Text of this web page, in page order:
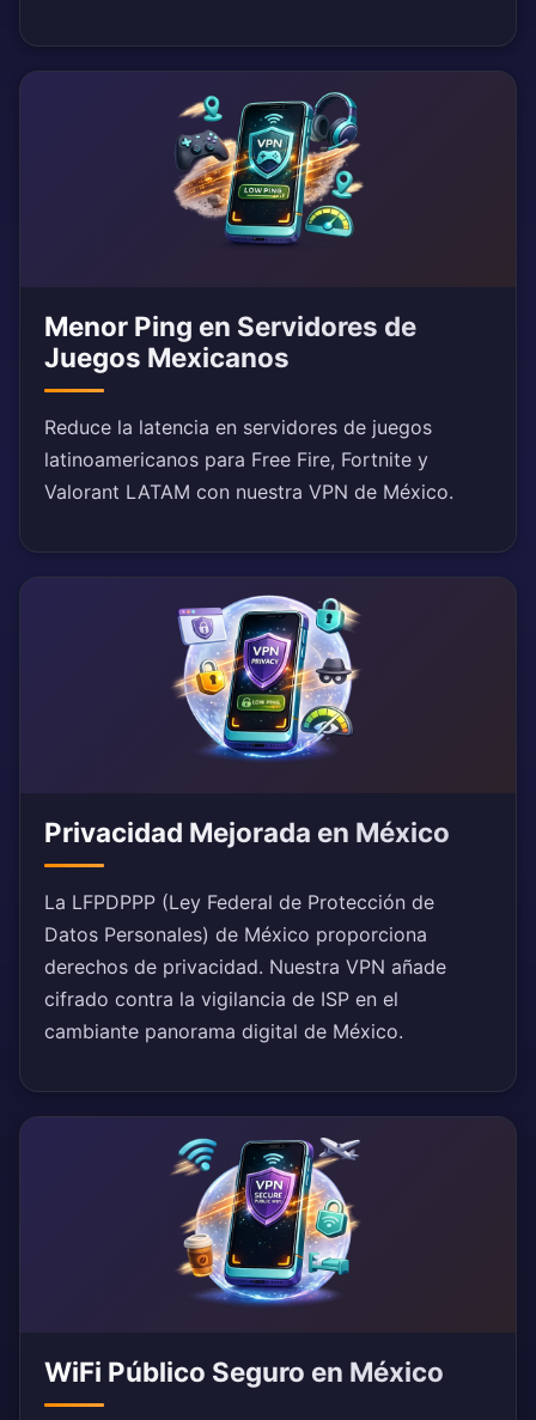
Menor Ping en Servidores de
Juegos Mexicanos
Reduce la latencia en servidores de juegos
latinoamericanos para Free Fire, Fortnite y
Valorant LATAM con nuestra VPN de México.
Privacidad Mejorada en México
La LFPDPPP (Ley Federal de Protección de
Datos Personales) de México proporciona
derechos de privacidad. Nuestra VPN añade
cifrado contra la vigilancia de ISP en el
cambiante panorama digital de México.
WiFi Público Seguro en México